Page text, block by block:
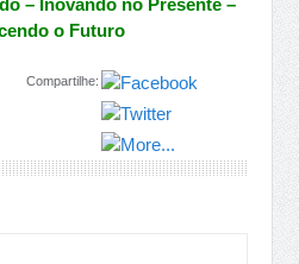
– Inovando no Presente –
o Futuro
Compartilhe: